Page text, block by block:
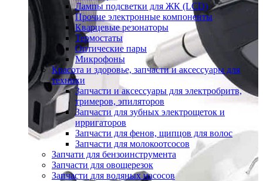
Лампы подсветки для ЖК (LCD)
Прочие электронные компоненты
Кварцевые резонаторы
Термостаты
Оптические пары
Микрофоны
Красота и здоровье, запчасти и аксессуары для
техники
Запчасти и аксессуары для электробритв,
тримеров, эпиляторов
Запчасти для зубных электрощеток и
ирригаторов
Запчасти для фенов, щипцов для волос
Запчасти для молокоотсосов
Запчати для бензоинструмента
Запчасти для овощерезок
Запчасти для водяных насосов